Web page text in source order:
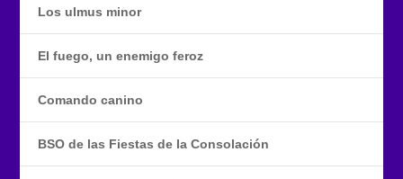
Los ulmus minor
El fuego, un enemigo feroz
Comando canino
BSO de las Fiestas de la Consolación